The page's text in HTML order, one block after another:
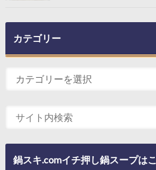
カテゴリー
鍋スキ.comイチ押し鍋スープは